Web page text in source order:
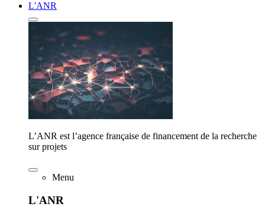
L'ANR
L’ANR est l’agence française de financement de la recherche
sur projets
Menu
L'ANR